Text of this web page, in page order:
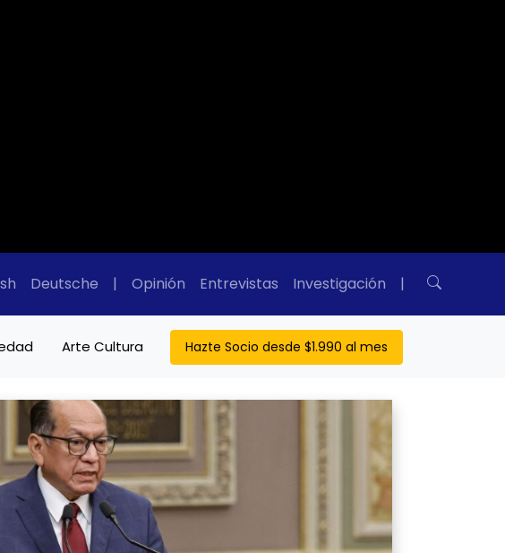
Deutsche | Opinión Entrevistas Investigación |
Arte Cultura Hazte Socio desde $1.990 al mes